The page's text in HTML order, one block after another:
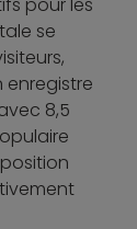
se
enregistre
8,5